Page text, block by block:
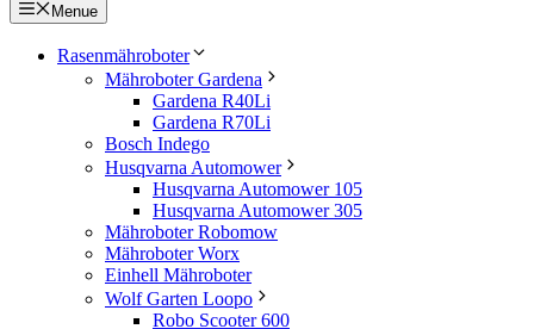
Menue
Rasenmähroboter
Mähroboter Gardena
Gardena R40Li
Gardena R70Li
Bosch Indego
Husqvarna Automower
Husqvarna Automower 105
Husqvarna Automower 305
Mähroboter Robomow
Mähroboter Worx
Einhell Mähroboter
Wolf Garten Loopo
Robo Scooter 600